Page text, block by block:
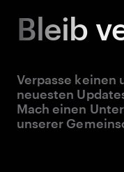
Bleib
Verpasse keinen
neuesten
Mach einen
unserer